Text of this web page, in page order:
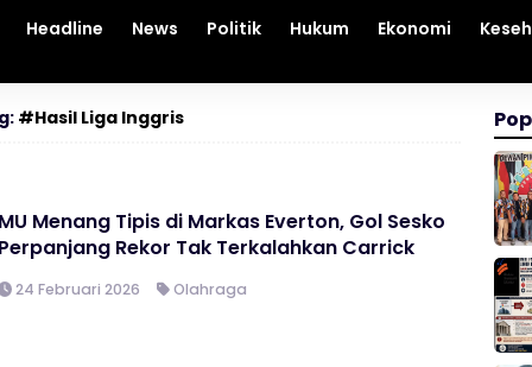
Headline News Politik Hukum Ekonomi
#Hasil Liga Inggris
Menang Tipis di Markas Everton, Gol Sesko
Rekor Tak Terkalahkan Carrick
24 Februari 2026 Olahraga